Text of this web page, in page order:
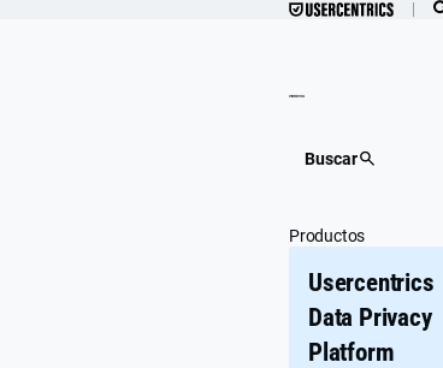
Buscar
Productos
Usercentrics
Data Privacy
Platform